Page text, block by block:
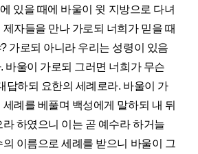
있을 때에 바울이 윗 지방으로 다녀
자들을 만나 가로되 너희가 믿을 때
가로되 아니라 우리는 성령이 있음
바울이 가로되 그러면 너희가 무슨
답하되 요한의 세례로라. 바울이 가
례를 베풀며 백성에게 말하되 내 뒤
하였으니 이는 곧 예수라 하거늘
이름으로 세례를 받으니 바울이 그